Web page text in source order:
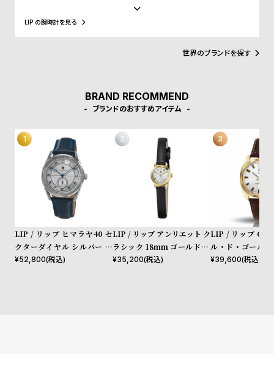
t
e
o
p
領、マクロン大統領に愛用され、英国のチャーチル元首相、米国の
アイゼンハウワー元大統領、クリントン元大統領にも贈呈されるな
ど、現在に至るまで多くの著名人にも愛されています。
LIP の腕時計を見る
世界のブランドを探す
BRAND RECOMMEND
ブランドのおすすめアイテム
LIP / リップ ヒマラヤ40 セ
クターダイヤル シルバー ブ
ルーレザー
¥52,800(税込)
LIP / リップ アンリエット ク
ラシック 18mm ゴールド シ
ルバーダイヤル ブラックレザ
¥35,200(税込)
LIP / リップ
ル・ド・ゴール
ブラウンレザー
¥39,600(税込)